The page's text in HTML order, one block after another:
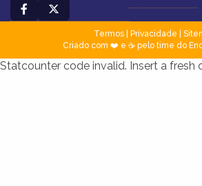
Termos| Privacidade
Criado com ❤️ e ☕ pelo time do
Statcounter code invalid. Insert a fresh